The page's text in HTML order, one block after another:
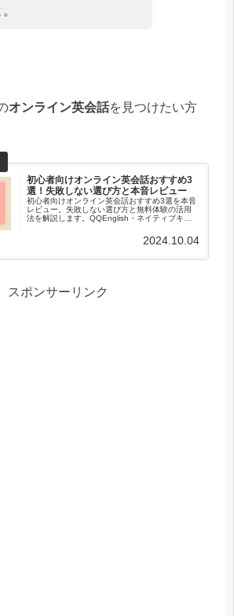
オンライン英会話を見つけたい方
初心者向けオンライン英会話おすすめ3
選！失敗しない選び方と本音レビュー
初心者向けオンライン英会話おすすめ3選を本音
レビュー。失敗しない選び方と無料体験の活用
法を解説します。QQEnglish・ネイティブキャ
2024.10.04
スポンサーリンク